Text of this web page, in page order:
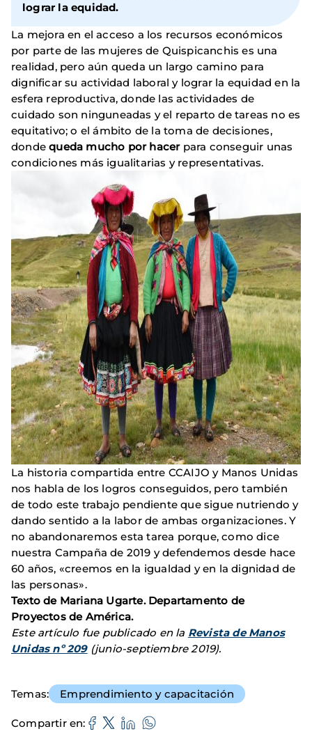
lograr la equidad.
La mejora en el acceso a los recursos económicos
por parte de las mujeres de Quispicanchis es una
realidad, pero aún queda un largo camino para
dignificar su actividad laboral y lograr la equidad en la
esfera reproductiva, donde las actividades de
cuidado son ninguneadas y el reparto de tareas no es
equitativo; o el ámbito de la toma de decisiones,
dondequeda mucho por hacer para conseguir unas
condiciones más igualitarias y representativas.
La historia compartida entre CCAIJO y Manos Unidas
nos habla de los logros conseguidos, pero también
de todo este trabajo pendiente que sigue nutriendo y
dando sentido a la labor de ambas organizaciones. Y
no abandonaremos esta tarea porque, como dice
nuestra Campaña de 2019 y defendemos desde hace
60 años, «creemos en la igualdad y en la dignidad de
las personas».
Texto de Mariana Ugarte. Departamento de
Proyectos de América.
Este artículo fue publicado en la Revista de Manos
Unidas nº 209(junio-septiembre 2019).
Temas Emprendimiento y capacitación
Compartir en